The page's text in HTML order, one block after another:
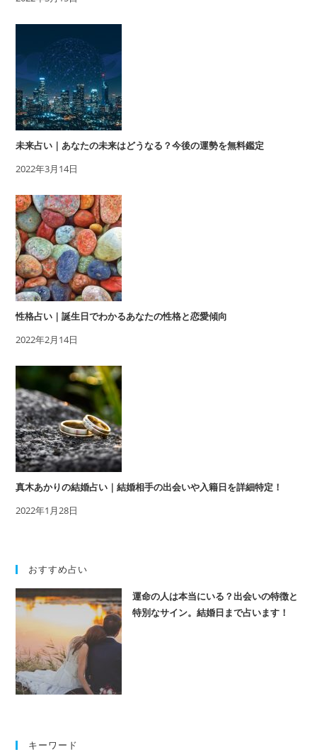
未来占い｜あなたの未来はどうなる？今後の運勢を無料鑑定
2022年3月14日
性格占い｜誕生日でわかるあなたの性格と恋愛傾向
2022年2月14日
真木あかりの結婚占い｜結婚相手の出会いや入籍日を詳細特定！
2022年1月28日
おすすめ占い
運命の人は本当にいる？出会いの特徴と
特別なサイン。結婚日まで占います！
キーワード